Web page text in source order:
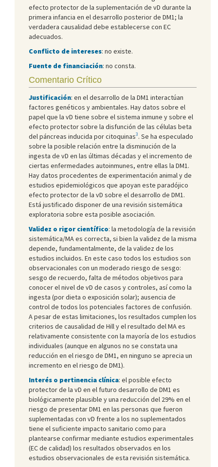
efecto protector de la suplementación de vD durante la
primera infancia en el desarrollo posterior de DM1; la
verdadera causalidad debe establecerse con EC
adecuados.
Conflicto de intereses: no existe.
Fuente de financiación: no consta.
Comentario Crítico
Justificación: en el desarrollo de la DM1 interactúan
factores genéticos y ambientales. Hay datos sobre el
papel que la vD tiene sobre el sistema inmune y sobre el
efecto protector sobre la disfunción de las células beta
del páncreas inducida por citoquinas3. Se ha especulado
sobre la posible relación entre la disminución de la
ingesta de vD en las últimas décadas y el incremento de
ciertas enfermedades autoinmunes, entre ellas la DM1.
Hay datos procedentes de experimentación animal y de
estudios epidemiológicos que apoyan este paradójico
efecto protector de la vD sobre el desarrollo de DM1.
Está justificado disponer de una revisión sistemática
exploratoria sobre esta posible asociación.
Validez o rigor científico: la metodología de la revisión
sistemática/MA es correcta, si bien la validez de la misma
depende, fundamentalmente, de la validez de los
estudios incluidos. En este caso todos los estudios son
observacionales con un moderado riesgo de sesgo:
sesgo de recuerdo, falta de métodos objetivos para
conocer el nivel de vD de casos y controles, así como la
ingesta (por dieta o exposición solar); ausencia de
control de todos los potenciales factores de confusión.
A pesar de estas limitaciones, los resultados cumplen los
criterios de causalidad de Hill y el resultado del MA es
relativamente consistente con la mayoría de los estudios
individuales (aunque en algunos no se constata una
reducción en el riesgo de DM1, en ninguno se aprecia un
incremento en el riesgo de DM1).
Interés o pertinencia clínica: el posible efecto
protector de la vD en el futuro desarrollo de DM1 es
biológicamente plausible y una reducción del 29% en el
riesgo de presentar DM1 en las personas que fueron
suplementadas con vD frente a los no suplementados
tiene el suficiente impacto sanitario como para
plantearse confirmar mediante estudios experimentales
(EC de calidad) los resultados observados en los
estudios observacionales de esta revisión sistemática.